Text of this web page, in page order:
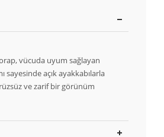
vücuda uyum sağlayan
sayesinde açık ayakkabılarla
ve zarif bir görünüm